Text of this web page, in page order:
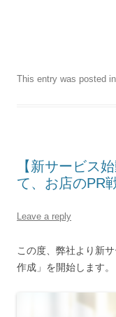
This entry was posted in
【新サービス
て、お店のPR
Leave a reply
この度、弊社より新
作成」を開始します。